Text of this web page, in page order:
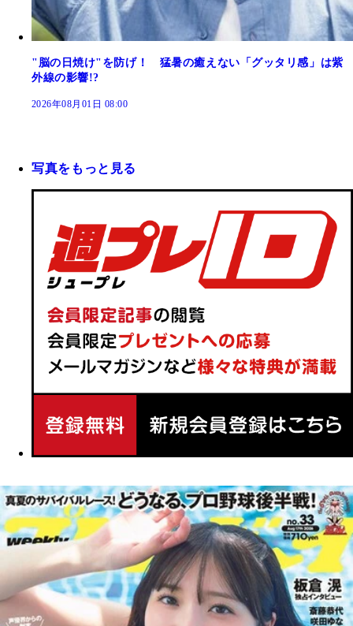
"脳の日焼け"を防げ！ 猛暑の癒えない「グッタリ感」は紫
外線の影響!?
2026年08月01日 08:00
写真をもっと見る